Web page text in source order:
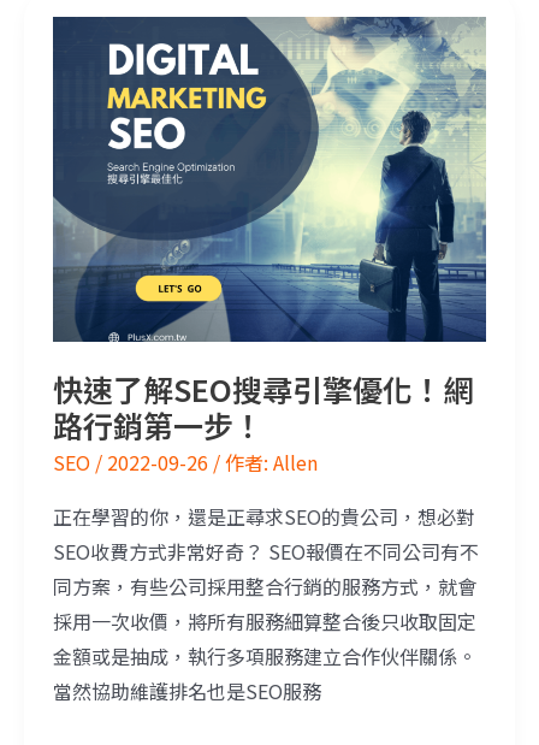
快速了解SEO搜尋引擎優化！網
路行銷第一步！
SEO / 2022-09-26 / 作者: Allen
正在學習的你，還是正尋求SEO的貴公司，想必對
SEO收費方式非常好奇？ SEO報價在不同公司有不
同方案，有些公司採用整合行銷的服務方式，就會
採用一次收價，將所有服務細算整合後只收取固定
金額或是抽成，執行多項服務建立合作伙伴關係。
當然協助維護排名也是SEO服務
快速了解SEO搜尋引擎優化！網路行銷第一步！